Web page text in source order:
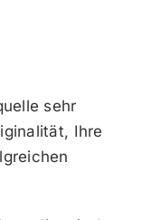
sehr
Ihre